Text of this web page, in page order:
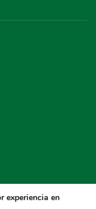
experiencia en